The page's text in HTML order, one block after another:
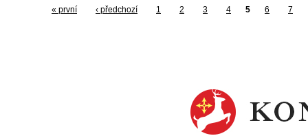
« první ‹ předchozí 1 2 3 4 5 6 7